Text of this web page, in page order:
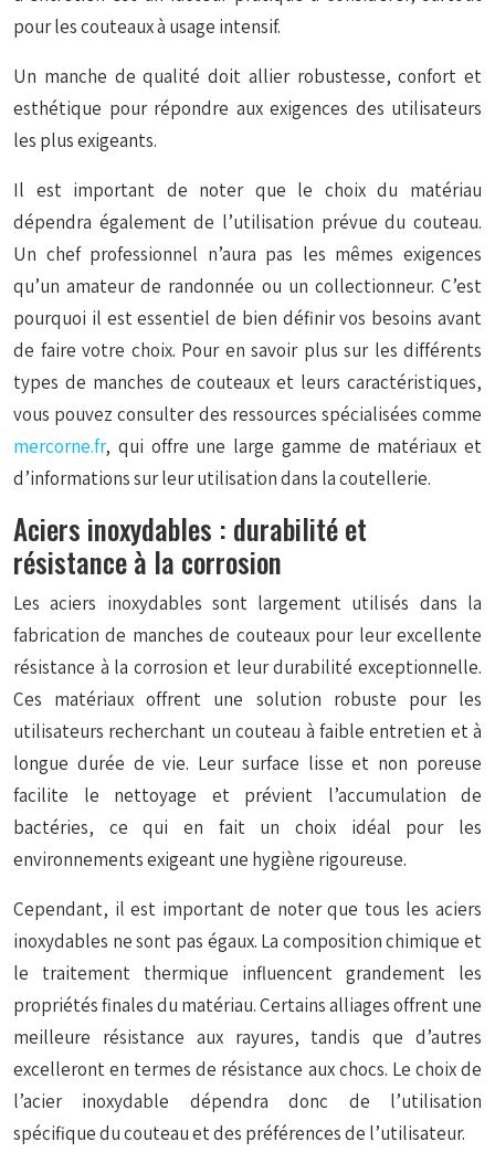
pour les couteaux à usage intensif.
Un manche de qualité doit allier robustesse, confort et
esthétique pour répondre aux exigences des utilisateurs
les plus exigeants.
Il est important de noter que le choix du matériau
dépendra également de l’utilisation prévue du couteau.
Un chef professionnel n’aura pas les mêmes exigences
qu’un amateur de randonnée ou un collectionneur. C’est
pourquoi il est essentiel de bien définir vos besoins avant
de faire votre choix. Pour en savoir plus sur les différents
types de manches de couteaux et leurs caractéristiques,
vous pouvez consulter des ressources spécialisées comme
mercorne.fr, qui offre une large gamme de matériaux et
d’informations sur leur utilisation dans la coutellerie.
Aciers inoxydables : durabilité et
résistance à la corrosion
Les aciers inoxydables sont largement utilisés dans la
fabrication de manches de couteaux pour leur excellente
résistance à la corrosion et leur durabilité exceptionnelle.
Ces matériaux offrent une solution robuste pour les
utilisateurs recherchant un couteau à faible entretien et à
longue durée de vie. Leur surface lisse et non poreuse
facilite le nettoyage et prévient l’accumulation de
bactéries, ce qui en fait un choix idéal pour les
environnements exigeant une hygiène rigoureuse.
Cependant, il est important de noter que tous les aciers
inoxydables ne sont pas égaux. La composition chimique et
le traitement thermique influencent grandement les
propriétés finales du matériau. Certains alliages offrent une
meilleure résistance aux rayures, tandis que d’autres
excelleront en termes de résistance aux chocs. Le choix de
l’acier inoxydable dépendra donc de l’utilisation
spécifique du couteau et des préférences de l’utilisateur.